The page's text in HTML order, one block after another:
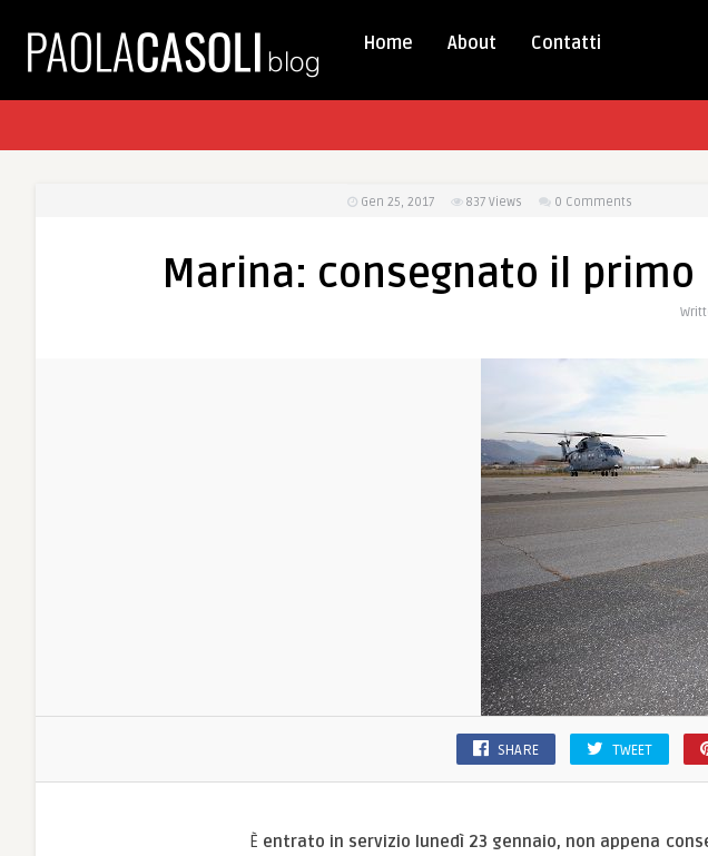
Home About Contatti
Gen 25, 2017 837 Views 0 Comments
Marina: consegnato il primo
SHARE TWEET
È entrato in servizio lunedì 23 gennaio, non appena